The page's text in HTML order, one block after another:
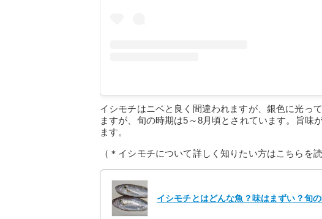
イシモチはニベと良く間違われますが、銀色に光っ
ますが、旬の時期は5～8月頃とされています。旨味
ます。
（＊イシモチについて詳しく知りたい方はこちらを
イシモチとはどんな魚？味はまずい？旬